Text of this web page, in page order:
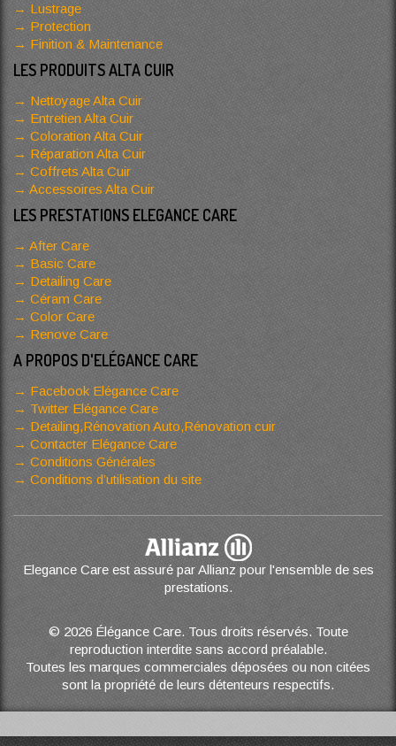
Lustrage
Protection
Finition & Maintenance
LES PRODUITS ALTA CUIR
Nettoyage Alta Cuir
Entretien Alta Cuir
Coloration Alta Cuir
Réparation Alta Cuir
Coffrets Alta Cuir
Accessoires Alta Cuir
LES PRESTATIONS ELEGANCE CARE
After Care
Basic Care
Detailing Care
Céram Care
Color Care
Renove Care
A PROPOS D'ELÉGANCE CARE
Facebook Elégance Care
Twitter Elégance Care
Detailing,Rénovation Auto,Rénovation cuir
Contacter Elégance Care
Conditions Générales
Conditions d’utilisation du site
Elegance Care est assuré par Allianz pour l'ensemble de ses
prestations.
© 2026 Élégance Care. Tous droits réservés. Toute
reproduction interdite sans accord préalable.
Toutes les marques commerciales déposées ou non citées
sont la propriété de leurs détenteurs respectifs.